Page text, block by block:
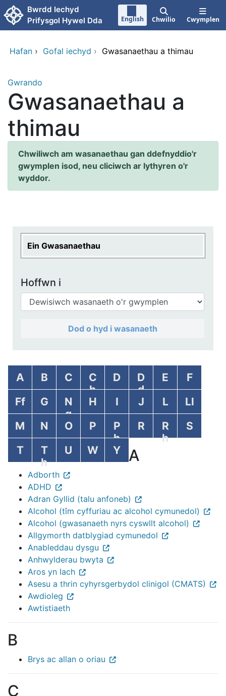
Neidio i'r prif gynnwy
Bwrdd Iechyd
Prifysgol Hywel Dda
English Chwilio Cwymplen
Hafan › Gofal iechyd › Gwasanaethau a thimau
Gwrando
Gwasanaethau a
thimau
Chwiliwch am wasanaethau gan ddefnyddio'r
gwymplen isod, neu cliciwch ar lythyren o'r
wyddor.
Ein Gwasanaethau
Hoffwn i
Dod o hyd i wasanaeth
A B C
C
h
D
D
d
E
F
Ff
G
N
g
H I J L
Ll
M
N O P
P
h
R
R
h
S
T
T
h
U W Y A
Adborth
ADHD
Adran Gyllid (talu anfoneb)
Alcohol (tîm cyffuriau ac alcohol cymunedol)
Alcohol (gwasanaeth nyrs cyswllt alcohol)
Allgymorth datblygiad cymunedol
Anableddau dysgu
Anhwylderau bwyta
Aros yn Iach
Asesu a thrin cyhyrsgerbydol clinigol (CMATS)
Awdioleg
Awtistiaeth
B
Brys ac allan o oriau
C